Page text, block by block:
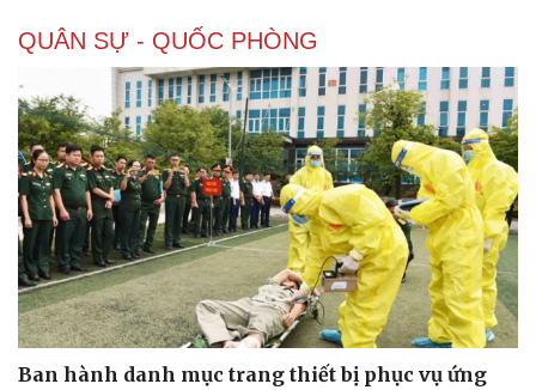
Văn hóa
Sân khấu - Điện ảnh
Âm nhạc
Di sản
Thời trang
Sao Việt
QUÂN SỰ - QUỐC PHÒNG
Ban hành danh mục trang thiết bị phục vụ ứng